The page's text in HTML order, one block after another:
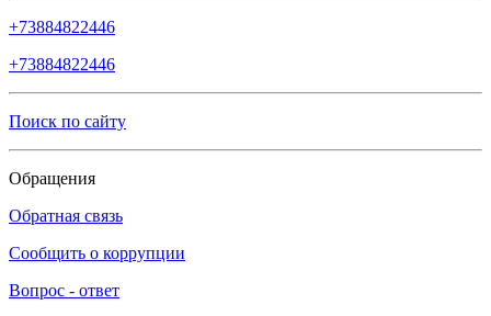
+73884822446
+73884822446
Поиск по сайту
Обращения
Обратная связь
Сообщить о коррупции
Вопрос - ответ